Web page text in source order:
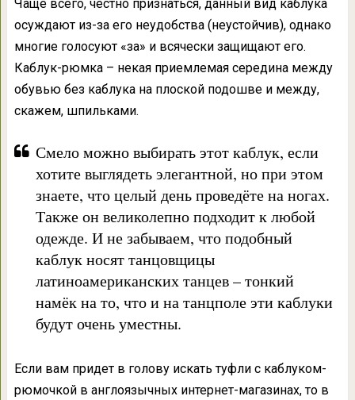
Чаще всего, честно признаться, данный вид каблука
осуждают из-за его неудобства (неустойчив), однако
многие голосуют «за» и всячески защищают его.
Каблук-рюмка – некая приемлемая середина между
обувью без каблука на плоской подошве и между,
скажем, шпильками.
Смело можно выбирать этот каблук, если
хотите выглядеть элегантной, но при этом
знаете, что целый день проведёте на ногах.
Также он великолепно подходит к любой
одежде. И не забываем, что подобный
каблук носят танцовщицы
латиноамериканских танцев – тонкий
намёк на то, что и на танцполе эти каблуки
будут очень уместны.
Если вам придет в голову искать туфли с каблуком-
рюмочкой в англоязычных интернет-магазинах, то в